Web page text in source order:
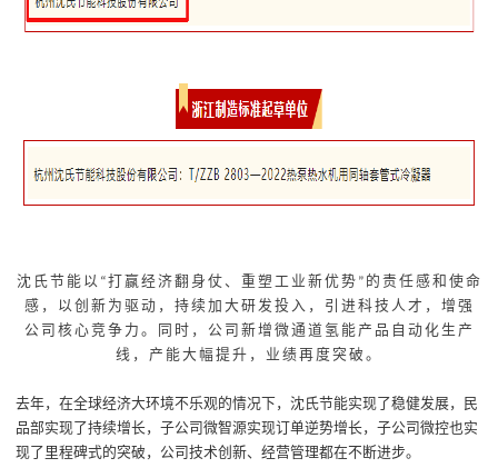
沈氏节能以 “打赢经济翻身仗、重塑工业新优势 ” 的责任感和使命
感，以创新为驱动，持续加大研发投入，引进科技人才，增强
公司核心竞争力。同时，公司新增微通道氢能产品自动化生产
线，产能大幅提升，业绩再度突破。
去年，在全球经济大环境不乐观的情况下，沈氏节能实现了稳健发展，民
品部实现了持续增长，子公司微智源实现订单逆势增长，子公司微控也实
现了里程碑式的突破，公司技术创新、经营管理都在不断进步。